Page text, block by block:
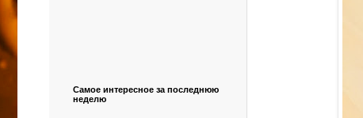
Самое интересное за последнюю
неделю